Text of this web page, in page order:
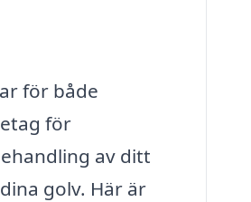
för både
för
av ditt
golv. Här är